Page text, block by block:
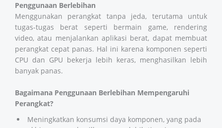
Penggunaan Berlebihan
Menggunakan perangkat tanpa jeda, terutama untuk
tugas-tugas berat seperti bermain game, rendering
video, atau menjalankan aplikasi berat, dapat membuat
perangkat cepat panas. Hal ini karena komponen seperti
CPU dan GPU bekerja lebih keras, menghasilkan lebih
banyak panas.
Bagaimana Penggunaan Berlebihan Mempengaruhi
Perangkat?
Meningkatkan konsumsi daya komponen, yang pada